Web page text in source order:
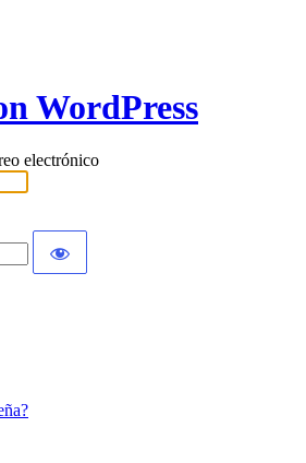
WordPress
electrónico